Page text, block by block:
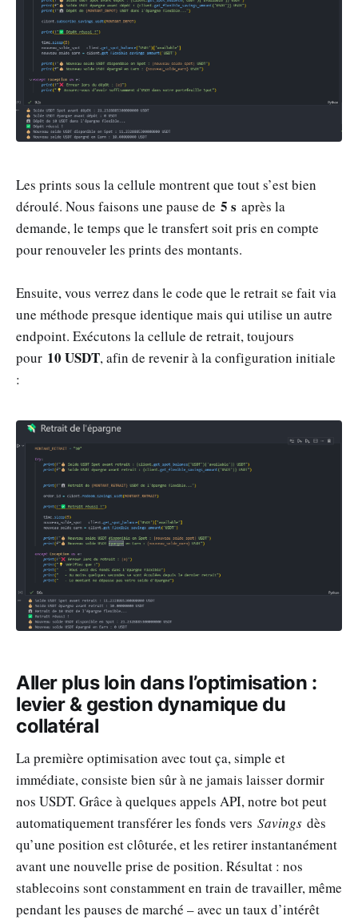
Les prints sous la cellule montrent que tout s’est bien
déroulé. Nous faisons une pause de 5 s après la
demande, le temps que le transfert soit pris en compte
pour renouveler les prints des montants.
Ensuite, vous verrez dans le code que le retrait se fait via
une méthode presque identique mais qui utilise un autre
endpoint. Exécutons la cellule de retrait, toujours
pour 10 USDT, afin de revenir à la configuration initiale
:
Aller plus loin dans l’optimisation :
levier & gestion dynamique du
collatéral
La première optimisation avec tout ça, simple et
immédiate, consiste bien sûr à ne jamais laisser dormir
nos USDT. Grâce à quelques appels API, notre bot peut
automatiquement transférer les fonds vers Savings dès
qu’une position est clôturée, et les retirer instantanément
avant une nouvelle prise de position. Résultat : nos
stablecoins sont constamment en train de travailler, même
pendant les pauses de marché – avec un taux d’intérêt